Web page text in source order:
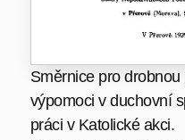
Směrnice pro
výpomoci v duchovní
práci v Katolické akci.